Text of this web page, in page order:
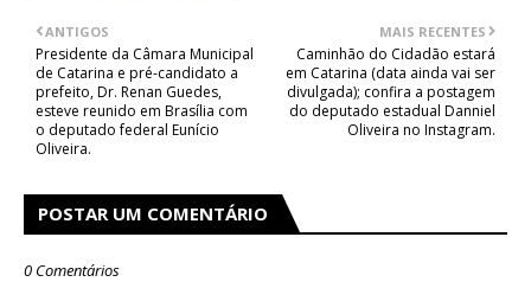
MAIS RECENTES
Caminhão do Cidadão estará
em Catarina (data ainda vai ser
divulgada); confira a postagem
do deputado estadual Danniel
Oliveira no Instagram.
ANTIGOS
Presidente da Câmara Municipal
de Catarina e pré-candidato a
prefeito, Dr. Renan Guedes,
esteve reunido em Brasília com
o deputado federal Eunício
Oliveira.
POSTAR UM COMENTÁRIO
0 Comentários